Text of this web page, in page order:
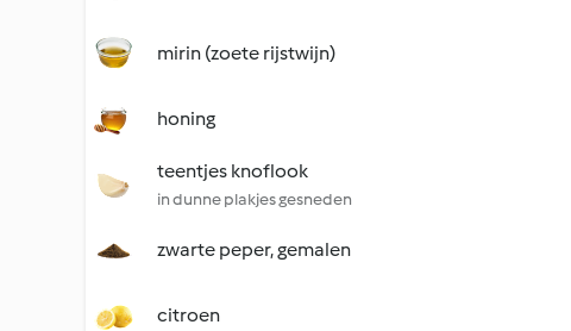
mirin (zoete rijstwijn)
honing
teentjes knoflook
in dunne plakjes gesneden
zwarte peper, gemalen
citroen